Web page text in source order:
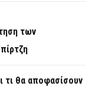
των
τι θα αποφασίσουν